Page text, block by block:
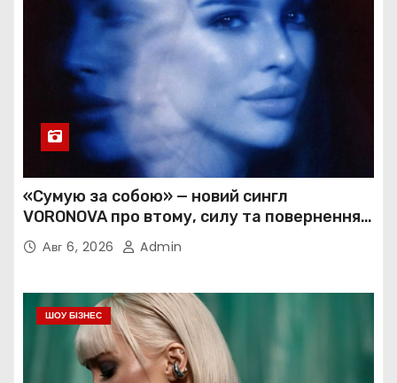
«Сумую за собою» — новий сингл
VORONOVA про втому, силу та повернення
до себе
Авг 6, 2026 Admin
ШОУ БІЗНЕС